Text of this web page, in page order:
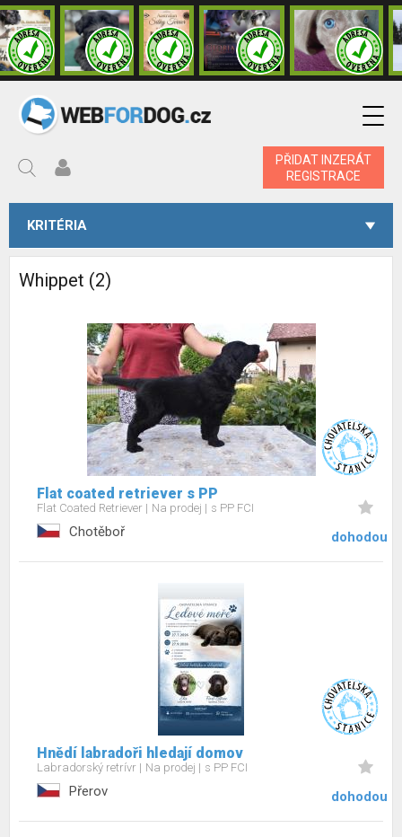
PŘIDAT INZERÁT
REGISTRACE
KRITÉRIA
Whippet (2)
Flat coated retriever s PP
Flat Coated Retriever Na prodej s PP FCI
Chotěboř dohodou
Hnědí labradoři hledají domov
Labradorský retrívr Na prodej s PP FCI
Přerov dohodou